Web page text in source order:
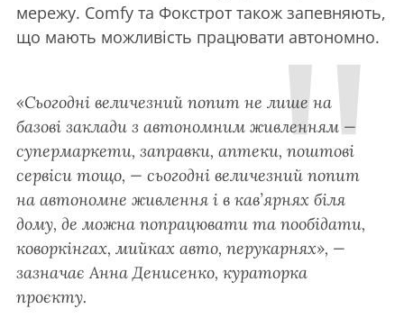
мережу. Comfy та Фокстрот також запевняють,
що мають можливість працювати автономно.
«Сьогодні величезний попит не лише на
базові заклади з автономним живленням —
супермаркети, заправки, аптеки, поштові
сервіси тощо, — сьогодні величезний попит
на автономне живлення і в кав’ярнях біля
дому, де можна попрацювати та пообідати,
коворкінгах, мийках авто, перукарнях», —
зазначає Анна Денисенко, кураторка
проєкту.